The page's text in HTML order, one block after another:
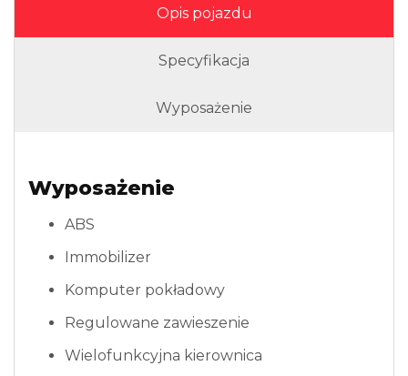
Opis pojazdu
Specyfikacja
Wyposażenie
Wyposażenie
ABS
Immobilizer
Komputer pokładowy
Regulowane zawieszenie
Wielofunkcyjna kierownica